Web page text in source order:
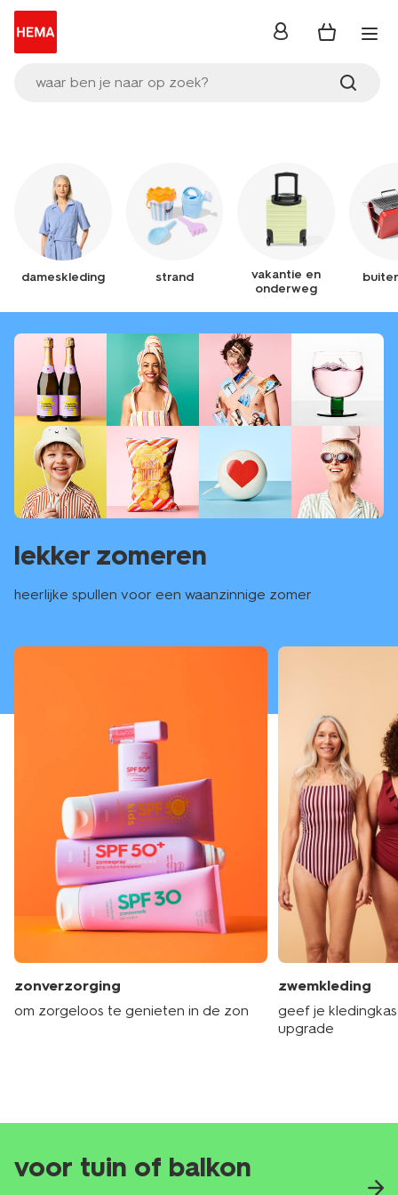
waar ben je naar op zoek?
inloggen
dameskleding strand
vakantie en
onderweg
lekker zomeren
heerlijke spullen voor een waanzinnige zomer
zonverzorging
om zorgeloos te genieten in de zon
zwemkleding
geef je
upgrade
voor tuin of balkon